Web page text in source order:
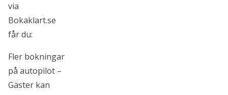
via
Bokaklart.se
får du:
Fler bokningar
på autopilot –
Gäster kan